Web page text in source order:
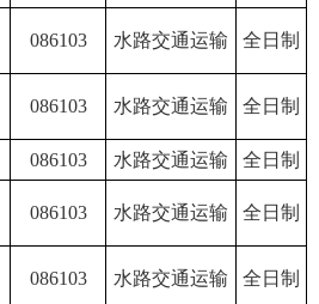
086103 水路交通运输 全日制
086103 水路交通运输 全日制
086103 水路交通运输 全日制
086103 水路交通运输 全日制
086103 水路交通运输 全日制